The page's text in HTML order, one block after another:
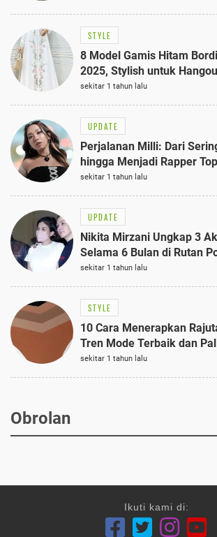
STYLE
8 Model Gamis Hitam
2025, Stylish untuk
Semi-Formal
sekitar 1 tahun lalu
UPDATE
Perjalanan Milli: Dari
hingga Menjadi Rapper
sekitar 1 tahun lalu
UPDATE
Nikita Mirzani Ungkap 3
Selama 6 Bulan di Rutan
Terungkap!
sekitar 1 tahun lalu
STYLE
10 Cara Menerapkan
Tren Mode Terbaik dan
sekitar 1 tahun lalu
Obrolan
Ikuti kami di: